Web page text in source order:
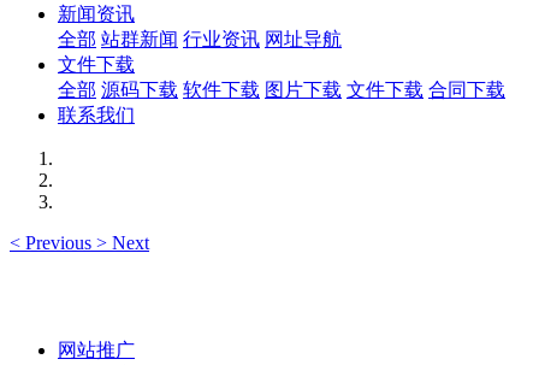
新闻资讯
全部 站群新闻 行业资讯 网址导航
文件下载
全部 源码下载 软件下载 图片下载 文件下载 合同下载
联系我们
< Previous > Next
网站推广